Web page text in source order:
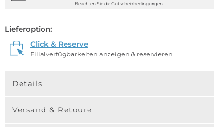
Beachten Sie die Gutscheinbedingungen.
Lieferoption:
Click & Reserve
Filialverfügbarkeiten anzeigen & reservieren
Details
Versand & Retoure